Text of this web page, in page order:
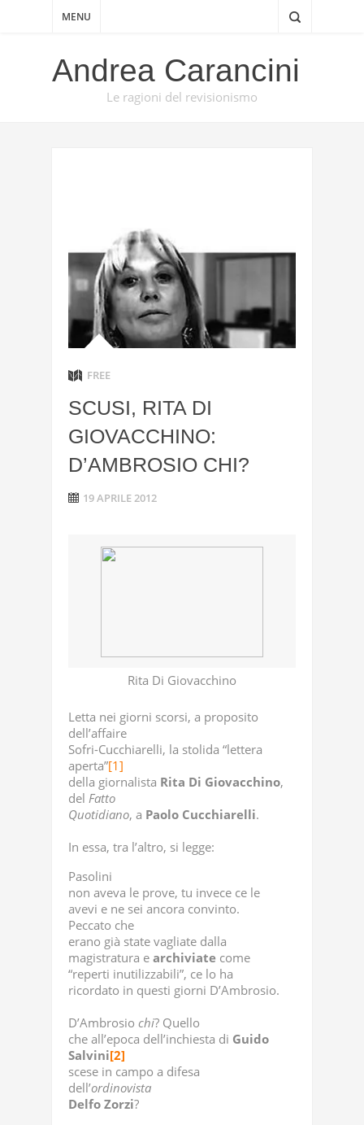
MENU
Andrea Carancini
Le ragioni del revisionismo
FREE
SCUSI, RITA DI
GIOVACCHINO:
D’AMBROSIO CHI?
19 APRILE 2012
Rita Di Giovacchino
Letta nei giorni scorsi, a proposito
dell’affaire
Sofri-Cucchiarelli, la stolida “lettera
aperta”[1]
della giornalista Rita Di Giovacchino,
del Fatto
Quotidiano, a Paolo Cucchiarelli.
In essa, tra l’altro, si legge:
Pasolini
non aveva le prove, tu invece ce le
avevi e ne sei ancora convinto.
Peccato che
erano già state vagliate dalla
magistratura e archiviate come
“reperti inutilizzabili”, ce lo ha
ricordato in questi giorni D’Ambrosio.
D’Ambrosio chi? Quello
che all’epoca dell’inchiesta di Guido
Salvini[2]
scese in campo a difesa
dell’ordinovista
Delfo Zorzi?